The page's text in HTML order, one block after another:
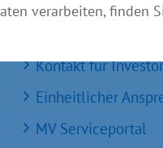
verarbeiten, finden
Services
Kontakt für
Einheitlicher
MV Serviceportal